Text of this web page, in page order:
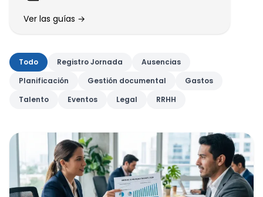
Ver las guías →
Todo Registro Jornada
Ausencias
Planificación
Gestión documental
Gastos
Talento
Eventos Legal RRHH